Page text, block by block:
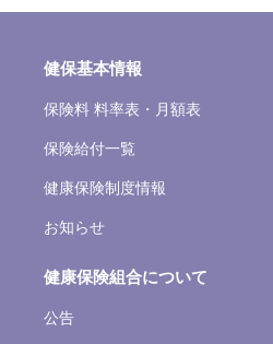
健保基本情報
保険料 料率表・月額表
保険給付一覧
健康保険制度情報
お知らせ
健康保険組合について
公告